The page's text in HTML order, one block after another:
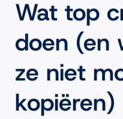
Wat top
doen (en
ze niet
kopiëren)